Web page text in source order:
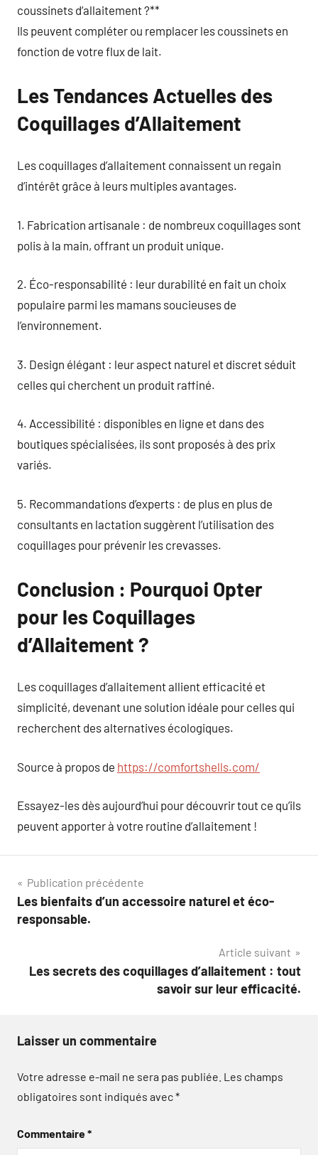
coussinets d’allaitement ?**
Ils peuvent compléter ou remplacer les coussinets en
fonction de votre flux de lait.
Les Tendances Actuelles des
Coquillages d’Allaitement
Les coquillages d’allaitement connaissent un regain
d’intérêt grâce à leurs multiples avantages.
1. Fabrication artisanale : de nombreux coquillages sont
polis à la main, offrant un produit unique.
2. Éco-responsabilité : leur durabilité en fait un choix
populaire parmi les mamans soucieuses de
l’environnement.
3. Design élégant : leur aspect naturel et discret séduit
celles qui cherchent un produit raffiné.
4. Accessibilité : disponibles en ligne et dans des
boutiques spécialisées, ils sont proposés à des prix
variés.
5. Recommandations d’experts : de plus en plus de
consultants en lactation suggèrent l’utilisation des
coquillages pour prévenir les crevasses.
Conclusion : Pourquoi Opter
pour les Coquillages
d’Allaitement ?
Les coquillages d’allaitement allient efficacité et
simplicité, devenant une solution idéale pour celles qui
recherchent des alternatives écologiques.
Source à propos de https://comfortshells.com/
Essayez-les dès aujourd’hui pour découvrir tout ce qu’ils
peuvent apporter à votre routine d’allaitement !
Navigation
de
Publication précédente
Les bienfaits d’un accessoire naturel et éco-
responsable.
Article suivant
Les secrets des coquillages d’allaitement : tout
savoir sur leur efficacité.
Laisser un commentaire
Votre adresse e-mail ne sera pas publiée. Les champs
obligatoires sont indiqués avec*
Commentaire*